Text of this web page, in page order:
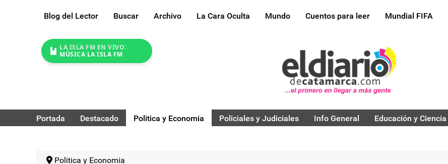
Blog del Lector Buscar Archivo La Cara Oculta Mundo Cuentos para leer Mundial FIFA
LA ISLA FM EN VIVO:
MÚSICA LA ISLA FM
Portada Destacado Politica y Economia Policiales y Judiciales Info General Educación y Ciencia
Politica y Economia